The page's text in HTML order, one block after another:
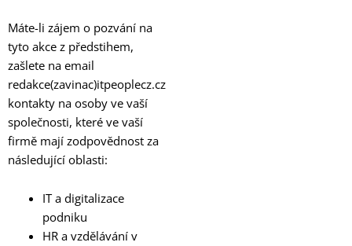
Máte-li zájem o pozvání na
tyto akce z předstihem,
zašlete na email
redakce(zavinac)itpeoplecz.cz
kontakty na osoby ve vaší
společnosti, které ve vaší
firmě mají zodpovědnost za
následující oblasti:
IT a digitalizace
podniku
HR a vzdělávání v